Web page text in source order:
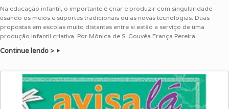
Na educação infantil, o importante é criar e produzir com singularidade
usando os meios e suportes tradicionais ou as novas tecnologias. Duas
propostas em escolas muito distantes entre si estão a serviço de uma
produção infantil criativa. Por Mônica de S. Gouvêa França Pereira
Continue lendo >